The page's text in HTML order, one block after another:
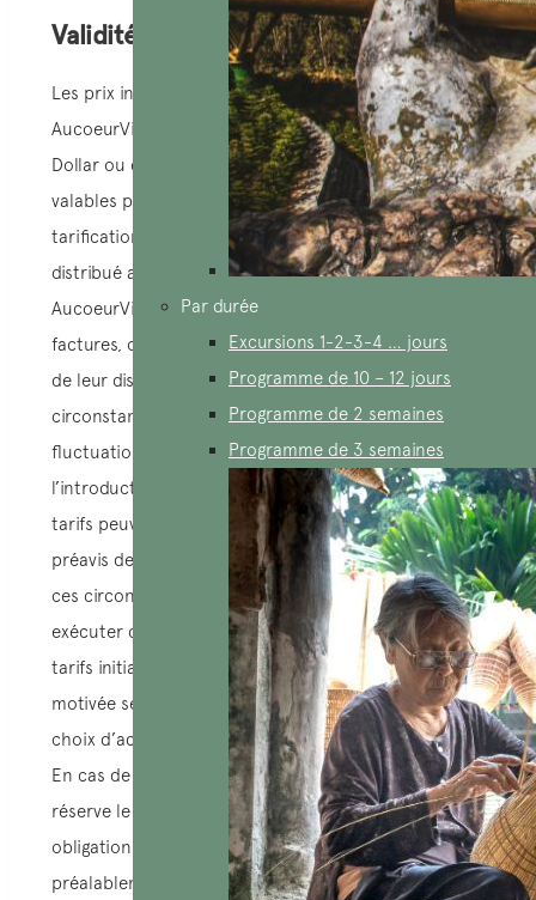
Par durée
Excursions 1-2-3-4 … jours
Programme de 10 – 12 jours
Programme de 2 semaines
Programme de 3 semaines
Validité des offres:
Les prix indiqués dans le devis émis par
AucoeurVietnam au client sont exprimés en Euro, en
Dollar ou en Dong vietnamien. Ces tarifs restent
valables pour la période spécifiée dans la
tarification, la facture, ou tout autre document
distribué au client par AucoeurVietnam.
AucoeurVietnam assure la validité des tarifs,
factures, ou documents fournis au client au moment
de leur distribution. Cependant, dans certaines
circonstances de force majeure telles que des
fluctuations importantes des taux de change,
l’introduction de nouvelles taxes d’État, etc., les
tarifs peuvent être ajustés, que ce soit avec ou sans
préavis de la part d’AucoeurVietnam. Si, en raison de
ces circonstances, AucoeurVietnam ne peut pas
exécuter correctement le programme de voyage aux
tarifs initiaux, une demande de réajustement
motivée sera présentée au client. Ce dernier a le
choix d’accepter ou de refuser cette modification.
En cas de refus par le client, AucoeurVietnam se
réserve le droit d’annuler le programme, avec pour
obligation de rembourser au client l’acompte
préalablement versé.